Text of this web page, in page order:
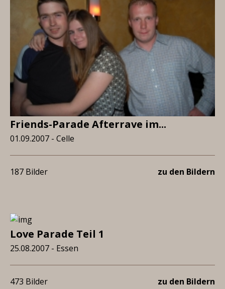
Friends-Parade Afterrave im...
01.09.2007 - Celle
187 Bilder zu den Bildern
Love Parade Teil 1
25.08.2007 - Essen
473 Bilder zu den Bildern